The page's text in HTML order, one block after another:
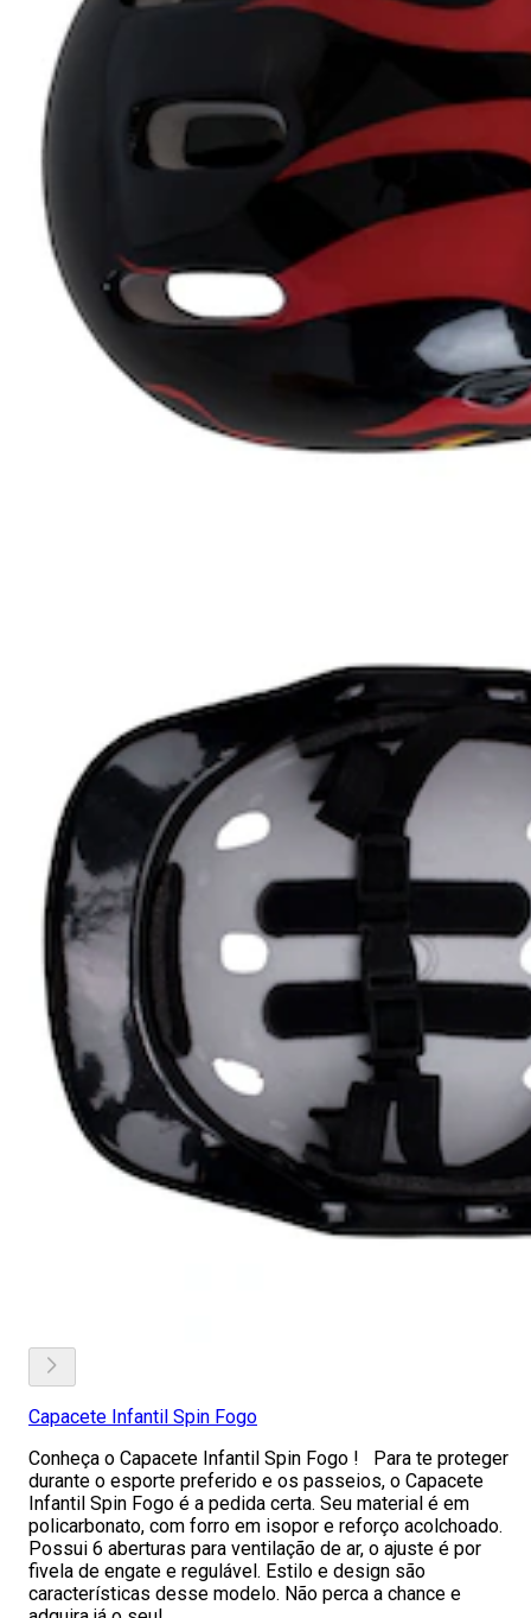
Capacete Infantil Spin Fogo
Conheça o Capacete Infantil Spin Fogo ! Para te proteger
durante o esporte preferido e os passeios, o Capacete
Infantil Spin Fogo é a pedida certa. Seu material é em
policarbonato, com forro em isopor e reforço acolchoado.
Possui 6 aberturas para ventilação de ar, o ajuste é por
fivela de engate e regulável. Estilo e design são
características desse modelo. Não perca a chance e